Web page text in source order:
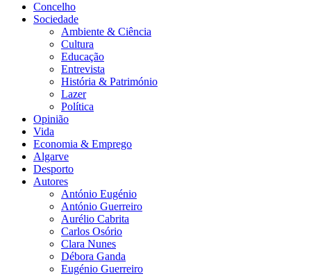
Concelho
Sociedade
Ambiente & Ciência
Cultura
Educação
Entrevista
História & Património
Lazer
Política
Opinião
Vida
Economia & Emprego
Algarve
Desporto
Autores
António Eugénio
António Guerreiro
Aurélio Cabrita
Carlos Osório
Clara Nunes
Débora Ganda
Eugénio Guerreiro